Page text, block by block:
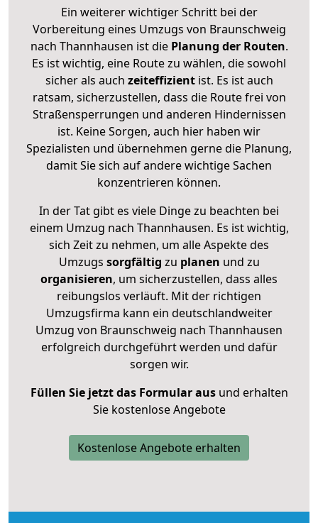
Ein weiterer wichtiger Schritt bei der
Vorbereitung eines Umzugs von Braunschweig
nach Thannhausen ist diePlanung der Routen.
Es ist wichtig, eine Route zu wählen, die sowohl
sicher als auch zeiteffizientist. Es ist auch
ratsam, sicherzustellen, dass die Route frei von
Straßensperrungen und anderen Hindernissen
ist. Keine Sorgen, auch hier haben wir
Spezialisten und übernehmen gerne die Planung,
damit Sie sich auf andere wichtige Sachen
konzentrieren können.
In der Tat gibt es viele Dinge zu beachten bei
einem Umzug nach Thannhausen. Es ist wichtig,
sich Zeit zu nehmen, um alle Aspekte des
Umzugs sorgfältig zu planen und zu
organisieren, um sicherzustellen, dass alles
reibungslos verläuft. Mit der richtigen
Umzugsfirma kann ein deutschlandweiter
Umzug von Braunschweig nach Thannhausen
erfolgreich durchgeführt werden und dafür
sorgen wir.
Füllen Sie jetzt das Formular ausund erhalten
Sie kostenlose Angebote
Kostenlose Angebote erhalten